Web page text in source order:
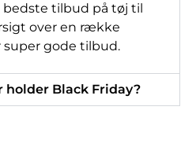
tilbud på tøj til
over en række
super gode tilbud.
Black Friday?